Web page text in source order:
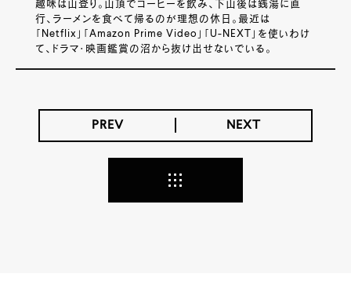
趣味は山登り。山頂でコーヒーを飲み、下山後は銭湯に直
行、ラーメンを食べて帰るのが理想の休日。最近は
「Netflix」「Amazon Prime Video」「U-NEXT」を使いわけ
て、ドラマ・映画鑑賞の沼から抜け出せないでいる。
PREV NEXT